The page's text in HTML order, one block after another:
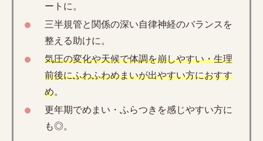
ートに。
三半規管と関係の深い自律神経のバランスを
整える助けに。
気圧の変化や天候で体調を崩しやすい・生理
前後にふわふわめまいが出やすい方におすす
め。
更年期でめまい・ふらつきを感じやすい方に
も◎。